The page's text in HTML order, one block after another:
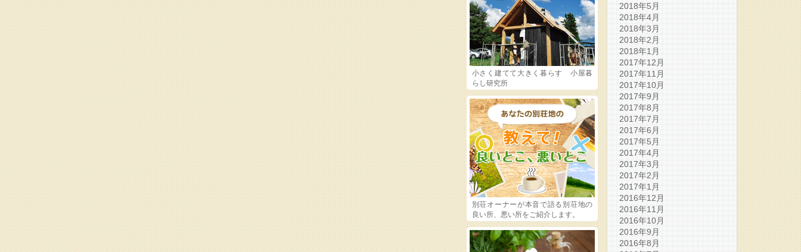
2018年5月
2018年4月
2018年3月
2018年2月
2018年1月
2017年12月
2017年11月
2017年10月
2017年9月
2017年8月
2017年7月
2017年6月
2017年5月
2017年4月
2017年3月
2017年2月
2017年1月
2016年12月
2016年11月
2016年10月
2016年9月
2016年8月
小さく建てて大きく暮らす 小屋暮
らし研究所
別荘オーナーが本音で語る別荘地の
良い所、悪い所をご紹介します。